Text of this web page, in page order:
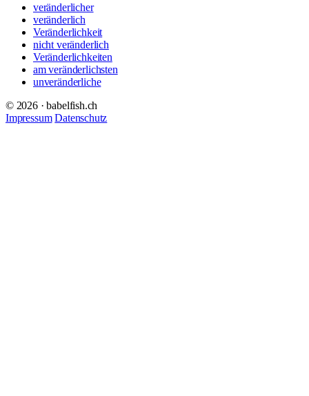
veränderlicher
veränderlich
Veränderlichkeit
nicht veränderlich
Veränderlichkeiten
am veränderlichsten
unveränderliche
© 2026 · babelfish.ch
Impressum Datenschutz